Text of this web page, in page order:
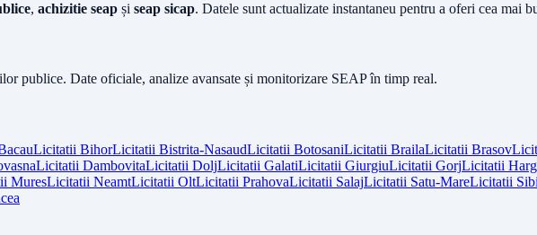
, achizitie seap și seap sicap. Datele sunt actualizate instantaneu pentru a oferi cea mai
publice. Date oficiale, analize avansate și monitorizare SEAP în timp real.
Licitatii BihorLicitatii Bistrita-NasaudLicitatii BotosaniLicitatii BrailaLicitatii Brasov
Licitatii DambovitaLicitatii DoljLicitatii GalatiLicitatii GiurgiuLicitatii GorjLicitatii
MuresLicitatii NeamtLicitatii OltLicitatii PrahovaLicitatii SalajLicitatii Satu-MareLicitatii